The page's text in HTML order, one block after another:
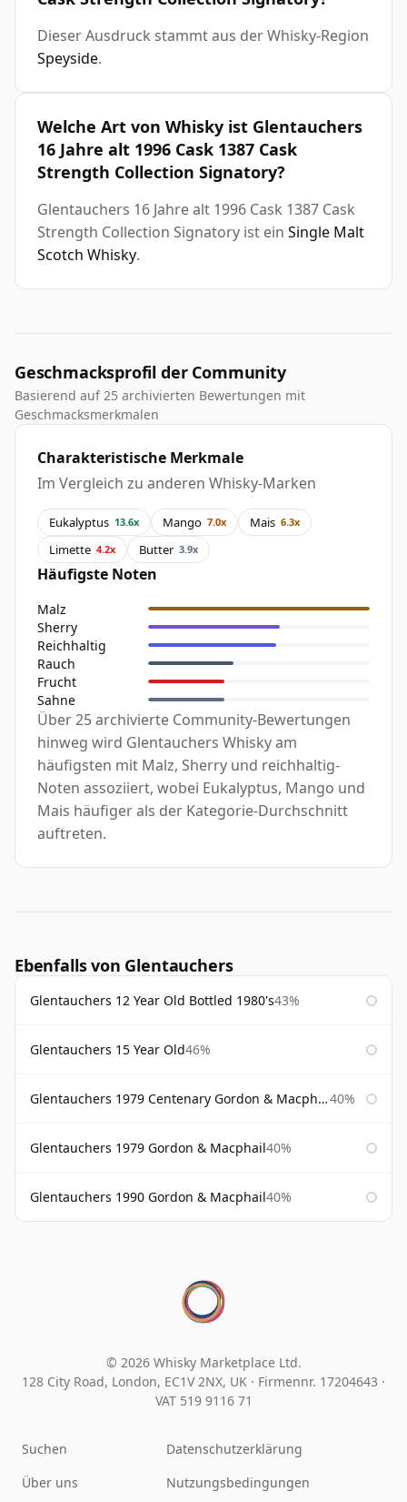
Dieser Ausdruck stammt aus der Whisky-Region
Speyside.
Welche Art von Whisky ist Glentauchers
16 Jahre alt 1996 Cask 1387 Cask
Strength Collection Signatory?
Glentauchers 16 Jahre alt 1996 Cask 1387 Cask
Strength Collection Signatory ist ein Single Malt
Scotch Whisky.
Geschmacksprofil der Community
Basierend auf 25 archivierten Bewertungen mit
Geschmacksmerkmalen
Charakteristische Merkmale
Im Vergleich zu anderen Whisky-Marken
Eukalyptus 13.6x Mango 7.0x Mais 6.3x
Limette 4.2x Butter 3.9x
Häufigste Noten
Malz
Sherry
Reichhaltig
Rauch
Frucht
Sahne
Über 25 archivierte Community-Bewertungen
hinweg wird Glentauchers Whisky am
häufigsten mit Malz, Sherry und reichhaltig-
Noten assoziiert, wobei Eukalyptus, Mango und
Mais häufiger als der Kategorie-Durchschnitt
auftreten.
Ebenfalls von Glentauchers
Glentauchers 12 Year Old Bottled 1980's43%
Glentauchers 15 Year Old46%
Glentauchers 1979 Centenary Gordon & Macphail 40%
Glentauchers 1979 Gordon & Macphail40%
Glentauchers 1990 Gordon & Macphail40%
© 2026 Whisky Marketplace Ltd.
128 City Road, London, EC1V 2NX, UK · Firmennr. 17204643 ·
VAT 519 9116 71
Suchen
Über uns
Datenschutzerklärung
Nutzungsbedingungen